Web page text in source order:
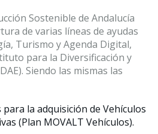
Sostenible de Andalucía
de varias líneas de ayudas
Turismo y Agenda Digital,
para la Diversificación y
Siendo las mismas las
la adquisición de Vehículos
(Plan MOVALT Vehículos).